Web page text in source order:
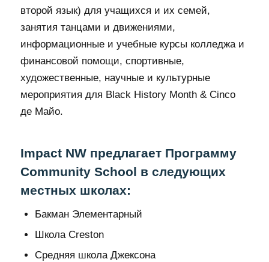
второй язык) для учащихся и их семей,
занятия танцами и движениями,
информационные и учебные курсы колледжа и
финансовой помощи, спортивные,
художественные, научные и культурные
мероприятия для Black History Month & Cinco
де Майо.
Impact NW предлагает Программу
Community School в следующих
местных школах:
Бакман Элементарный
Школа Creston
Средняя школа Джексона